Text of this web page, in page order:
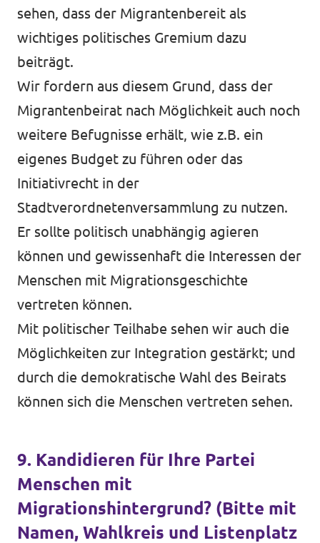
sehen, dass der Migrantenbereit als
wichtiges politisches Gremium dazu
beiträgt.
Wir fordern aus diesem Grund, dass der
Migrantenbeirat nach Möglichkeit auch noch
weitere Befugnisse erhält, wie z.B. ein
eigenes Budget zu führen oder das
Initiativrecht in der
Stadtverordnetenversammlung zu nutzen.
Er sollte politisch unabhängig agieren
können und gewissenhaft die Interessen der
Menschen mit Migrationsgeschichte
vertreten können.
Mit politischer Teilhabe sehen wir auch die
Möglichkeiten zur Integration gestärkt; und
durch die demokratische Wahl des Beirats
können sich die Menschen vertreten sehen.
9. Kandidieren für Ihre Partei
Menschen mit
Migrationshintergrund? (Bitte mit
Namen, Wahlkreis und Listenplatz